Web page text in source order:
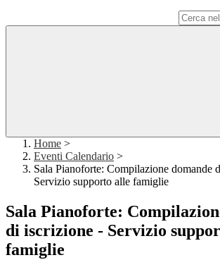
Home >
Eventi Calendario >
Sala Pianoforte: Compilazione domande
Servizio supporto alle famiglie
Sala Pianoforte:
di iscrizione - Servizio
famiglie